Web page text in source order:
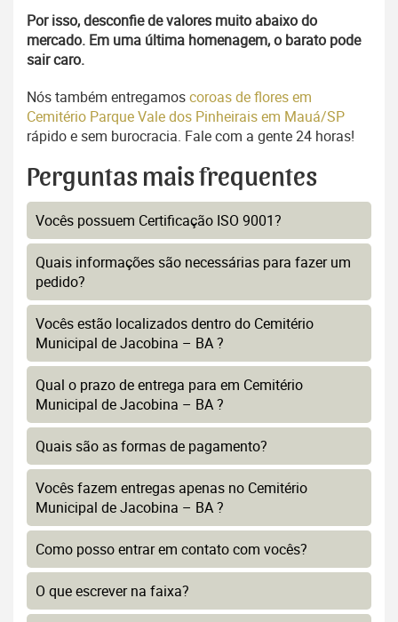
Por isso, desconfie de valores muito abaixo do
mercado. Em uma última homenagem, o barato pode
sair caro.
Nós também entregamoscoroas de flores em
Cemitério Parque Vale dos Pinheirais em Mauá/SP
rápido e sem burocracia. Fale com a gente 24 horas!
Perguntas mais frequentes
Vocês possuem Certificação ISO 9001?
Quais informações são necessárias para fazer um
pedido?
Vocês estão localizados dentro do Cemitério
Municipal de Jacobina – BA ?
Qual o prazo de entrega para em Cemitério
Municipal de Jacobina – BA ?
Quais são as formas de pagamento?
Vocês fazem entregas apenas no Cemitério
Municipal de Jacobina – BA ?
Como posso entrar em contato com vocês?
O que escrever na faixa?